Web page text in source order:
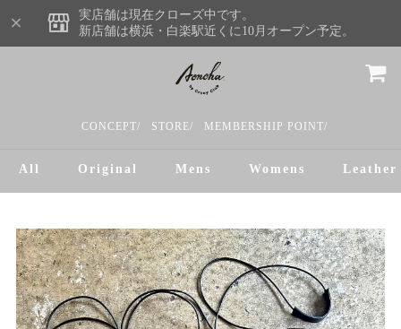
実店舗は現在クローズ中です。
新店舗は横浜・白楽駅近くに10月オープン予定。
CONCEPT/ STORE/ MEMBERSHIP POINT/
All Original Mens Womens Leather